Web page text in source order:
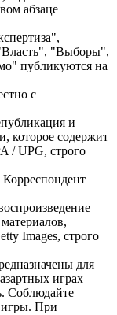
абзаце
"Выборы",
публикуются на
с
и
которое содержит
/ UPG, строго
Images, строго
для
играх
Соблюдайте
игры. При